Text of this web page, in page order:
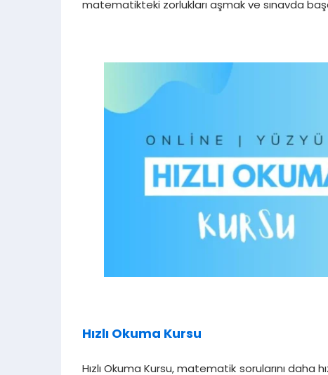
matematikteki zorlukları aşmak ve sınavda
Hızlı Okuma Kursu
Hızlı Okuma Kursu, matematik sorularını